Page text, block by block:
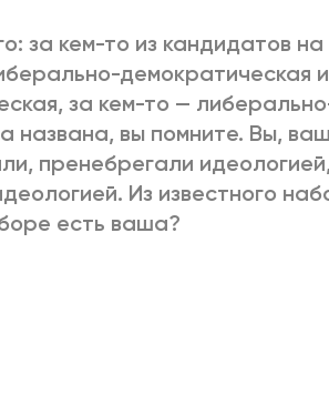
за кем-то из кандидатов
демократическая
за кем-то —
названа, вы помните. Вы,
пренебрегали идеологией,
Из известного
есть ваша?